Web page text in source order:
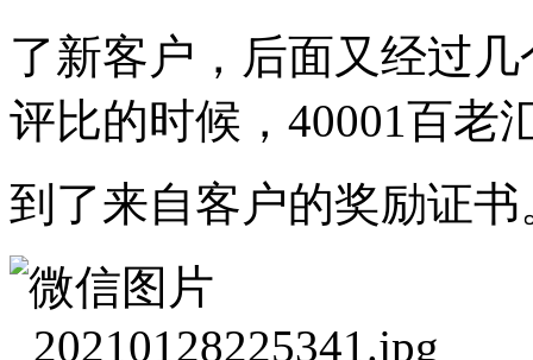
了新客户，后面又经过
评比的时候，40001百老
到了来自客户的奖励证书